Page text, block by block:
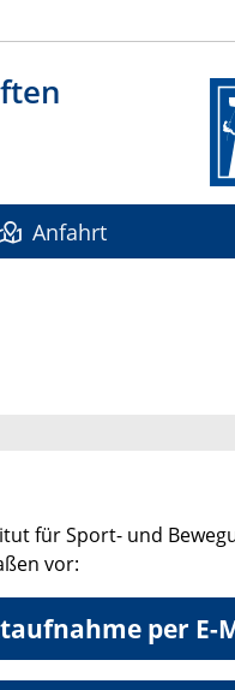
Anfahrt
für Sport- und
vor:
per E-